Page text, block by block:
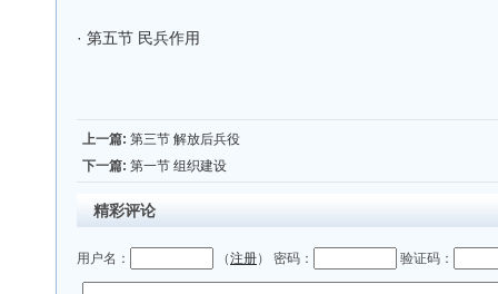
· 第五节 民兵作用
上一篇: 第三节 解放后兵役
下一篇: 第一节 组织建设
精彩评论
用户名： （注册） 密码： 验证码：